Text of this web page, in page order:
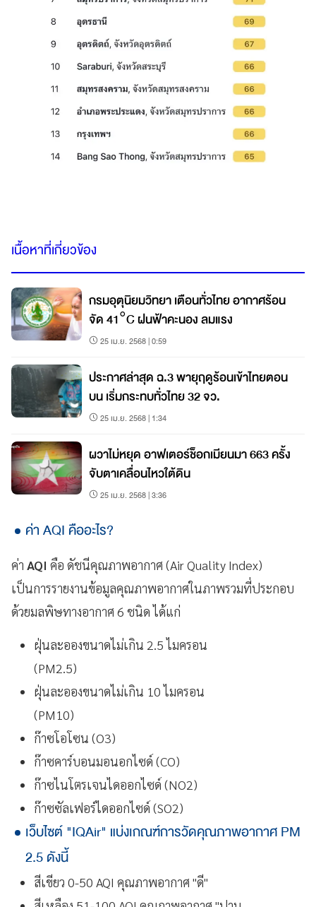
เนื้อหาที่เกี่ยวข้อง
กรมอุตุนิยมวิทยา เตือนทั่วไทย อากาศร้อน
จัด 41°C ฝนฟ้าคะนอง ลมแรง
25 เม.ย. 2568 | 0:59
ประกาศล่าสุด ฉ.3 พายุฤดูร้อนเข้าไทยตอน
บน เริ่มกระทบทั่วไทย 32 จว.
25 เม.ย. 2568 | 1:34
ผวาไม่หยุด อาฟเตอร์ช็อกเมียนมา 663 ครั้ง
จับตาเคลื่อนไหวใต้ดิน
25 เม.ย. 2568 | 3:36
ค่า AQI คืออะไร?
ค่า AQI คือ ดัชนีคุณภาพอากาศ (Air Quality Index)
เป็นการรายงานข้อมูลคุณภาพอากาศในภาพรวมที่ประกอบ
ด้วยมลพิษทางอากาศ 6 ชนิด ได้แก่
ฝุ่นละอองขนาดไม่เกิน 2.5 ไมครอน
(PM2.5)
ฝุ่นละอองขนาดไม่เกิน 10 ไมครอน
(PM10)
ก๊าซโอโซน (O3)
ก๊าซคาร์บอนมอนอกไซด์ (CO)
ก๊าซไนโตรเจนไดออกไซด์ (NO2)
ก๊าซซัลเฟอร์ไดออกไซด์ (SO2)
เว็บไซต์ "IQAir" แบ่งเกณฑ์การวัดคุณภาพอากาศ PM
2.5 ดังนี้
สีเขียว 0-50 AQI คุณภาพอากาศ "ดี"